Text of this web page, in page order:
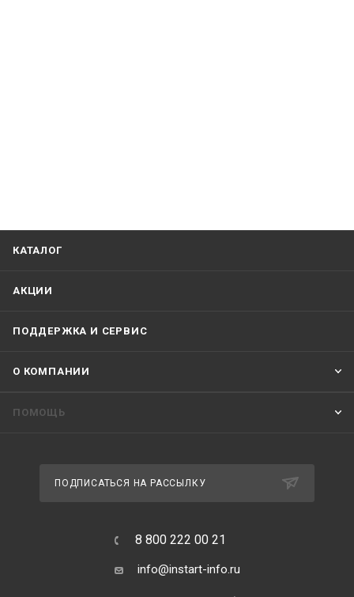
КАТАЛОГ
АКЦИИ
ПОДДЕРЖКА И СЕРВИС
О КОМПАНИИ
ПОМОЩЬ
ПОДПИСАТЬСЯ НА РАССЫЛКУ
8 800 222 00 21
info@instart-info.ru